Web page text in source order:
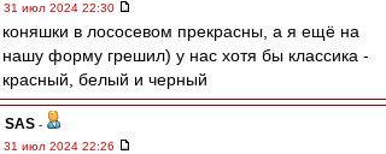
31 июл 2024 22:30
коняшки в лососевом прекрасны, а я ещё на
нашу форму грешил) у нас хотя бы классика -
красный, белый и черный
SAS -
31 июл 2024 22:26